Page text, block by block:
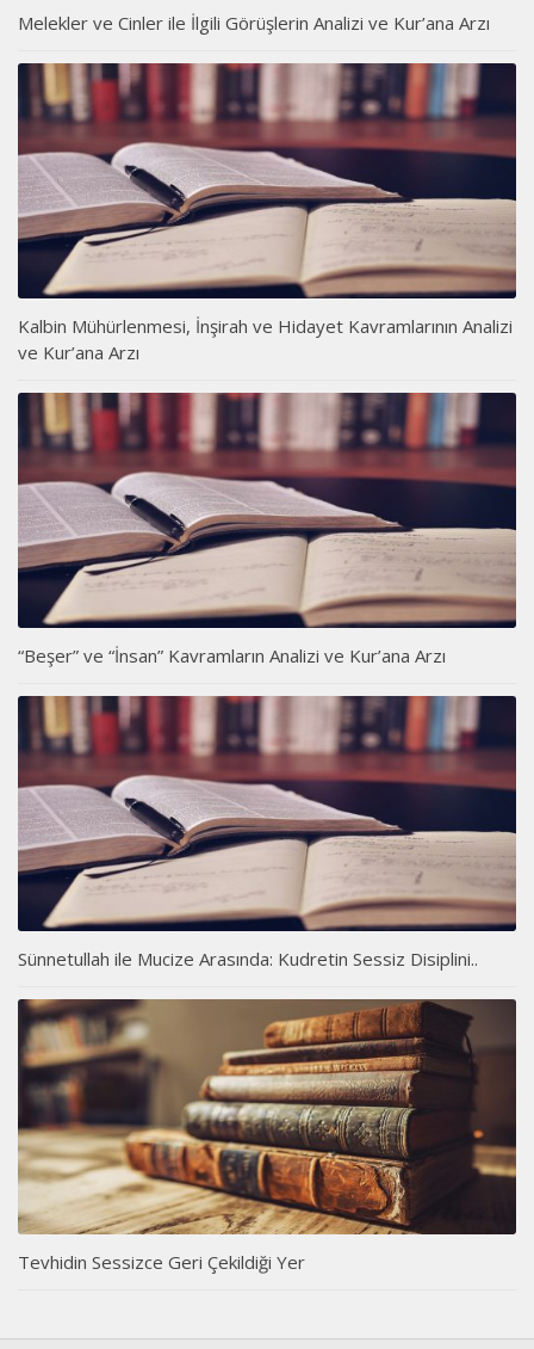
Melekler ve Cinler ile İlgili Görüşlerin Analizi ve Kur’ana Arzı
Kalbin Mühürlenmesi, İnşirah ve Hidayet Kavramlarının Analizi
ve Kur’ana Arzı
“Beşer” ve “İnsan” Kavramların Analizi ve Kur’ana Arzı
Sünnetullah ile Mucize Arasında: Kudretin Sessiz Disiplini..
Tevhidin Sessizce Geri Çekildiği Yer